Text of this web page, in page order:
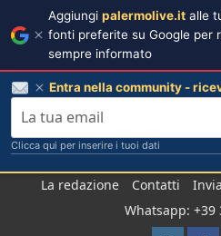
La redazione Contatti
Whatsapp: +39
Aggiungi palermolive.it alle
fonti preferite su Google per
sempre informato
Entra nella community -
Clicca qui per inserire i tuoi dati